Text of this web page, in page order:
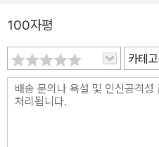
있다. ● 달팽이관, DNA, 원자의 배열, 태양의 입상반 등, 소용돌이와
다각형 나선이나 소용돌이 또한
늬이다. 앵무조개나 데이지는 멋
케인이나 은하 등 거대한 구조에도 소
에는 곤충의 눈이나 미세한 눈[雪
100자평
카테